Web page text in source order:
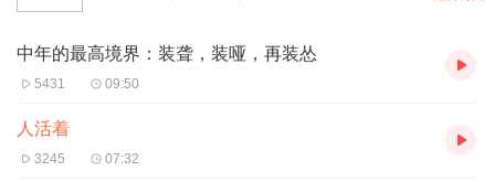
中年的最高境界：装聋，装哑，再装怂
5431 09:50
人活着
3245 07:32